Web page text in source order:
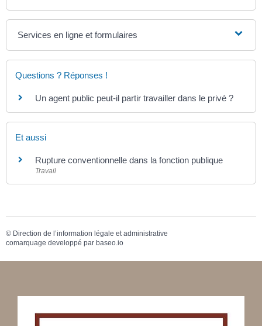
Services en ligne et formulaires
Questions ? Réponses !
Un agent public peut-il partir travailler dans le privé ?
Et aussi
Rupture conventionnelle dans la fonction publique
Travail
© Direction de l’information légale et administrative
comarquage developpé par baseo.io